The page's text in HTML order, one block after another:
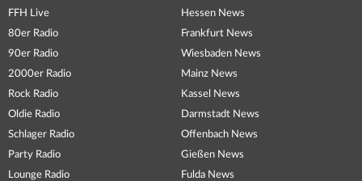
FFH Live
80er Radio
90er Radio
2000er Radio
Rock Radio
Oldie Radio
Schlager Radio
Party Radio
Lounge Radio
Hessen News
Frankfurt News
Wiesbaden News
Mainz News
Kassel News
Darmstadt News
Offenbach News
Gießen News
Fulda News